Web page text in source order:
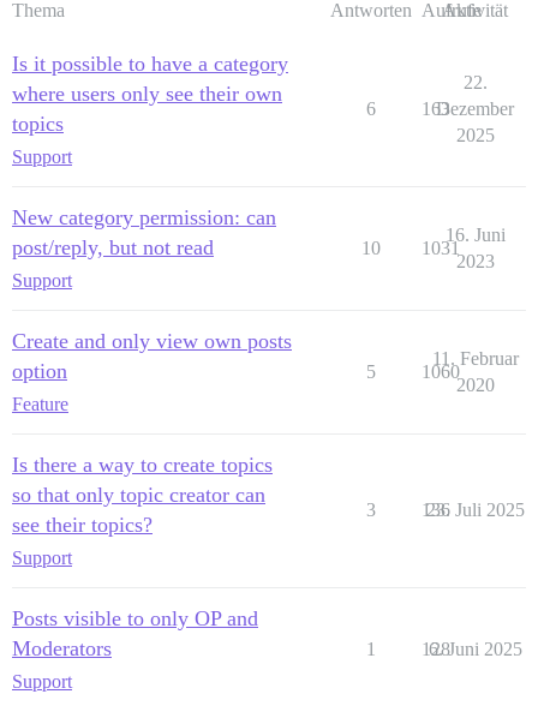
Thema Antworten Aufrufe
Aktivität
Is it possible to have a category
where users only see their own
topics
Support
6 163
22.
Dezember
2025
New category permission: can
post/reply, but not read
Support
10 1031
16. Juni
2023
Create and only view own posts
option
Feature
5 1060
11. Februar
2020
Is there a way to create topics
so that only topic creator can
see their topics?
Support
3 136
23. Juli 2025
Posts visible to only OP and
Moderators
Support
1 128
6. Juni 2025